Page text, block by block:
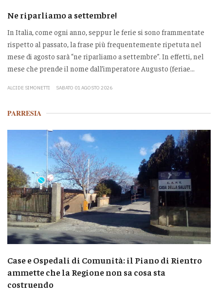
Ne riparliamo a settembre!
In Italia, come ogni anno, seppur le ferie si sono frammentate
rispetto al passato, la frase più frequentemente ripetuta nel
mese di agosto sarà “ne riparliamo a settembre”. In effetti, nel
mese che prende il nome dall’imperatore Augusto (feriae...
ALCIDE SIMONETTI SABATO 01 AGOSTO 2026
PARRESIA
Case e Ospedali di Comunità: il Piano di Rientro
ammette che la Regione non sa cosa sta
costruendo